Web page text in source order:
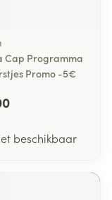
Cap Programma
Promo -5€
beschikbaar